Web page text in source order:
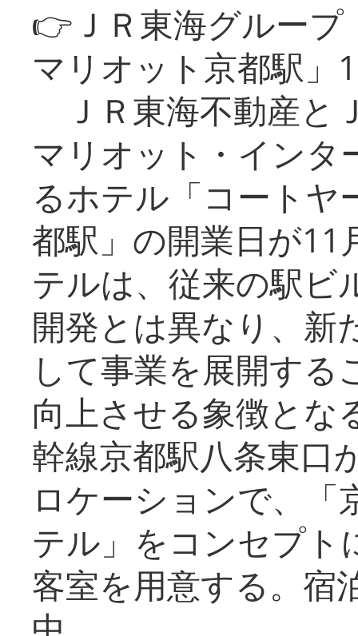
👉ＪＲ東海グルー
マリオット京都駅」
ＪＲ東海不動産と
マリオット・インタ
るホテル「コートヤ
都駅」の開業日が11
テルは、従来の駅ビ
開発とは異なり、新
して事業を展開する
向上させる象徴とな
幹線京都駅八条東口
ロケーションで、「
テル」をコンセプト
客室を用意する。宿